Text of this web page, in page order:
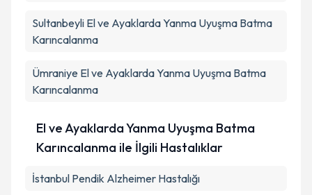
Sultanbeyli El ve Ayaklarda Yanma Uyuşma Batma
Karıncalanma
Ümraniye El ve Ayaklarda Yanma Uyuşma Batma
Karıncalanma
El ve Ayaklarda Yanma Uyuşma Batma
Karıncalanma ile İlgili Hastalıklar
İstanbul Pendik Alzheimer Hastalığı